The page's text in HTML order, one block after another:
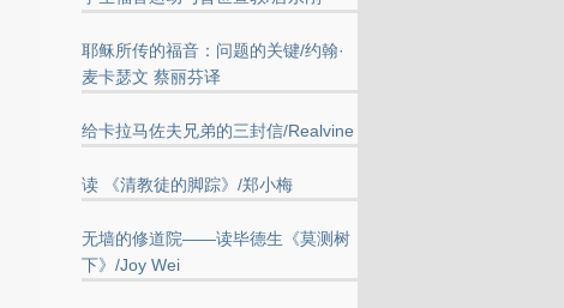
耶稣所传的福音：问题的关键/约翰·
麦卡瑟文 蔡丽芬译
给卡拉马佐夫兄弟的三封信/Realvine
读 《清教徒的脚踪》/郑小梅
无墙的修道院——读毕德生《莫测树
下》/Joy Wei